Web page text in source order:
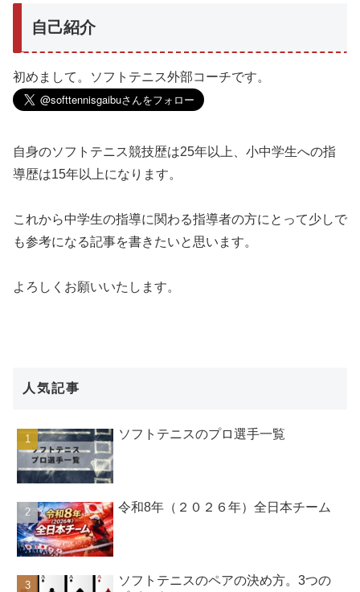
自己紹介
初めまして。ソフトテニス外部コーチです。
自身のソフトテニス競技歴は25年以上、小中学生への指
導歴は15年以上になります。
これから中学生の指導に関わる指導者の方にとって少しで
も参考になる記事を書きたいと思います。
よろしくお願いいたします。
人気記事
ソフトテニスのプロ選手一覧
令和8年（２０２６年）全日本チーム
ソフトテニスのペアの決め方。3つの